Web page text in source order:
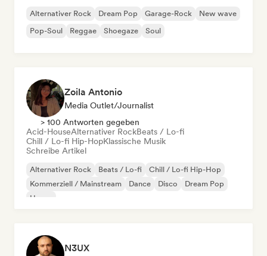
Alternativer Rock Dream Pop Garage-Rock
New wave
Pop-Soul
Reggae Shoegaze Soul
Zoila Antonio
Media Outlet/Journalist
> 100 Antworten gegeben
Acid-HouseAlternativer RockBeats / Lo-fi
Chill / Lo-fi Hip-HopKlassische Musik
Schreibe Artikel
Alternativer Rock Beats / Lo-fi
Chill / Lo-fi Hip-Hop
Kommerziell / Mainstream
Dance Disco
Dream Pop
House
N3UX